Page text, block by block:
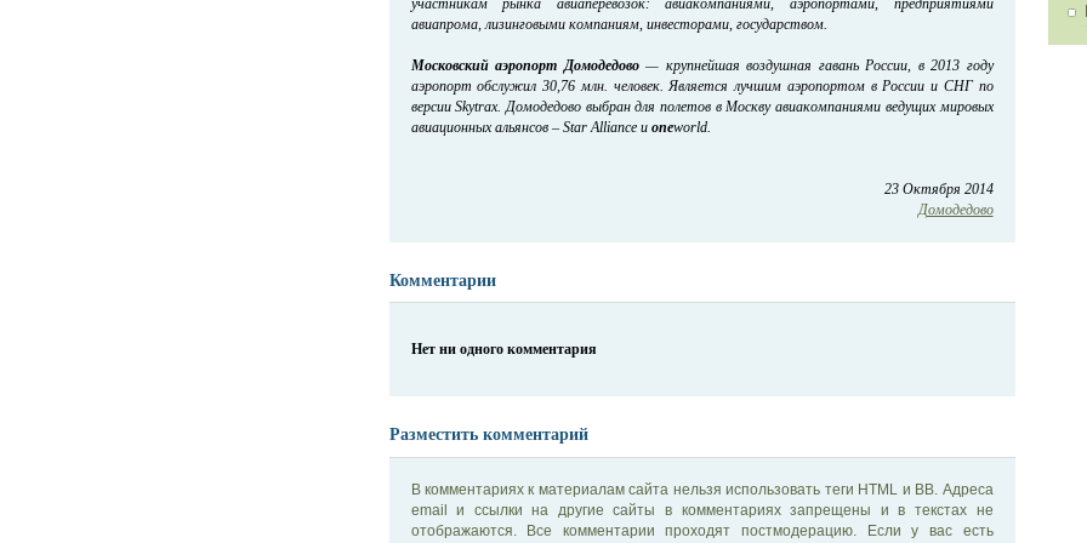
авиапрома, лизинговыми компаниям, инвесторами, государством.
Московский аэропорт Домодедово— крупнейшая воздушная гавань России, в 2013 году
аэропорт обслужил 30,76 млн. человек. Является лучшим аэропортом в России и СНГ по
версии Skytrax. Домодедово выбран для полетов в Москву авиакомпаниями ведущих мировых
авиационных альянсов – Star Alliance иoneworld.
23 Октября 2014
Домодедово
Комментарии
Нет ни одного комментария
Разместить комментарий
В комментариях к материалам сайта нельзя использовать теги HTML и BB. Адреса
email и ссылки на другие сайты в комментариях запрещены и в текстах не
отображаются. Все комментарии проходят постмодерацию. Если у вас есть